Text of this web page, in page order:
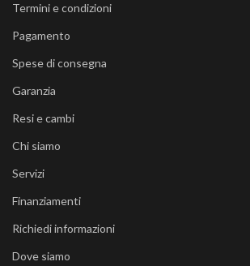
Termini e condizioni
Pagamento
Spese di consegna
Garanzia
Resi e cambi
Chi siamo
Servizi
Finanziamenti
Richiedi informazioni
Dove siamo